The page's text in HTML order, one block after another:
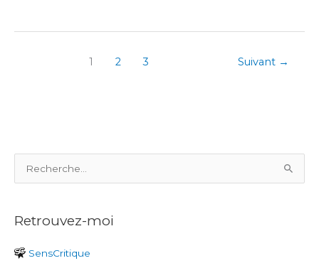
1 2 3 Suivant →
e
h
r
Retrouvez-moi
SensCritique